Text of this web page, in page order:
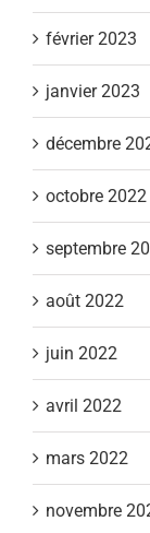
février 2023
janvier 2023
décembre
octobre 2022
septembre
août 2022
juin 2022
avril 2022
mars 2022
novembre